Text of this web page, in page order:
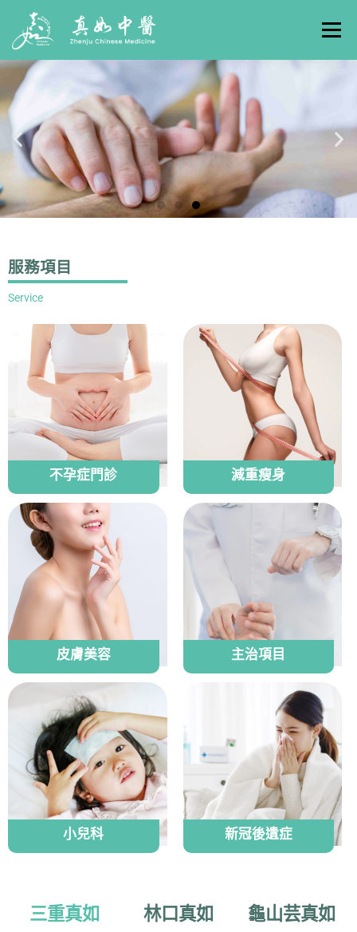
選單
服務項目
養生專欄 線上掛號 聯絡我們 交通方式
服務項目
Service
不孕症門診 減重瘦身
皮膚美容 主治項目
小兒科 新冠後遺症
三重真如 林口真如
龜山芸真如